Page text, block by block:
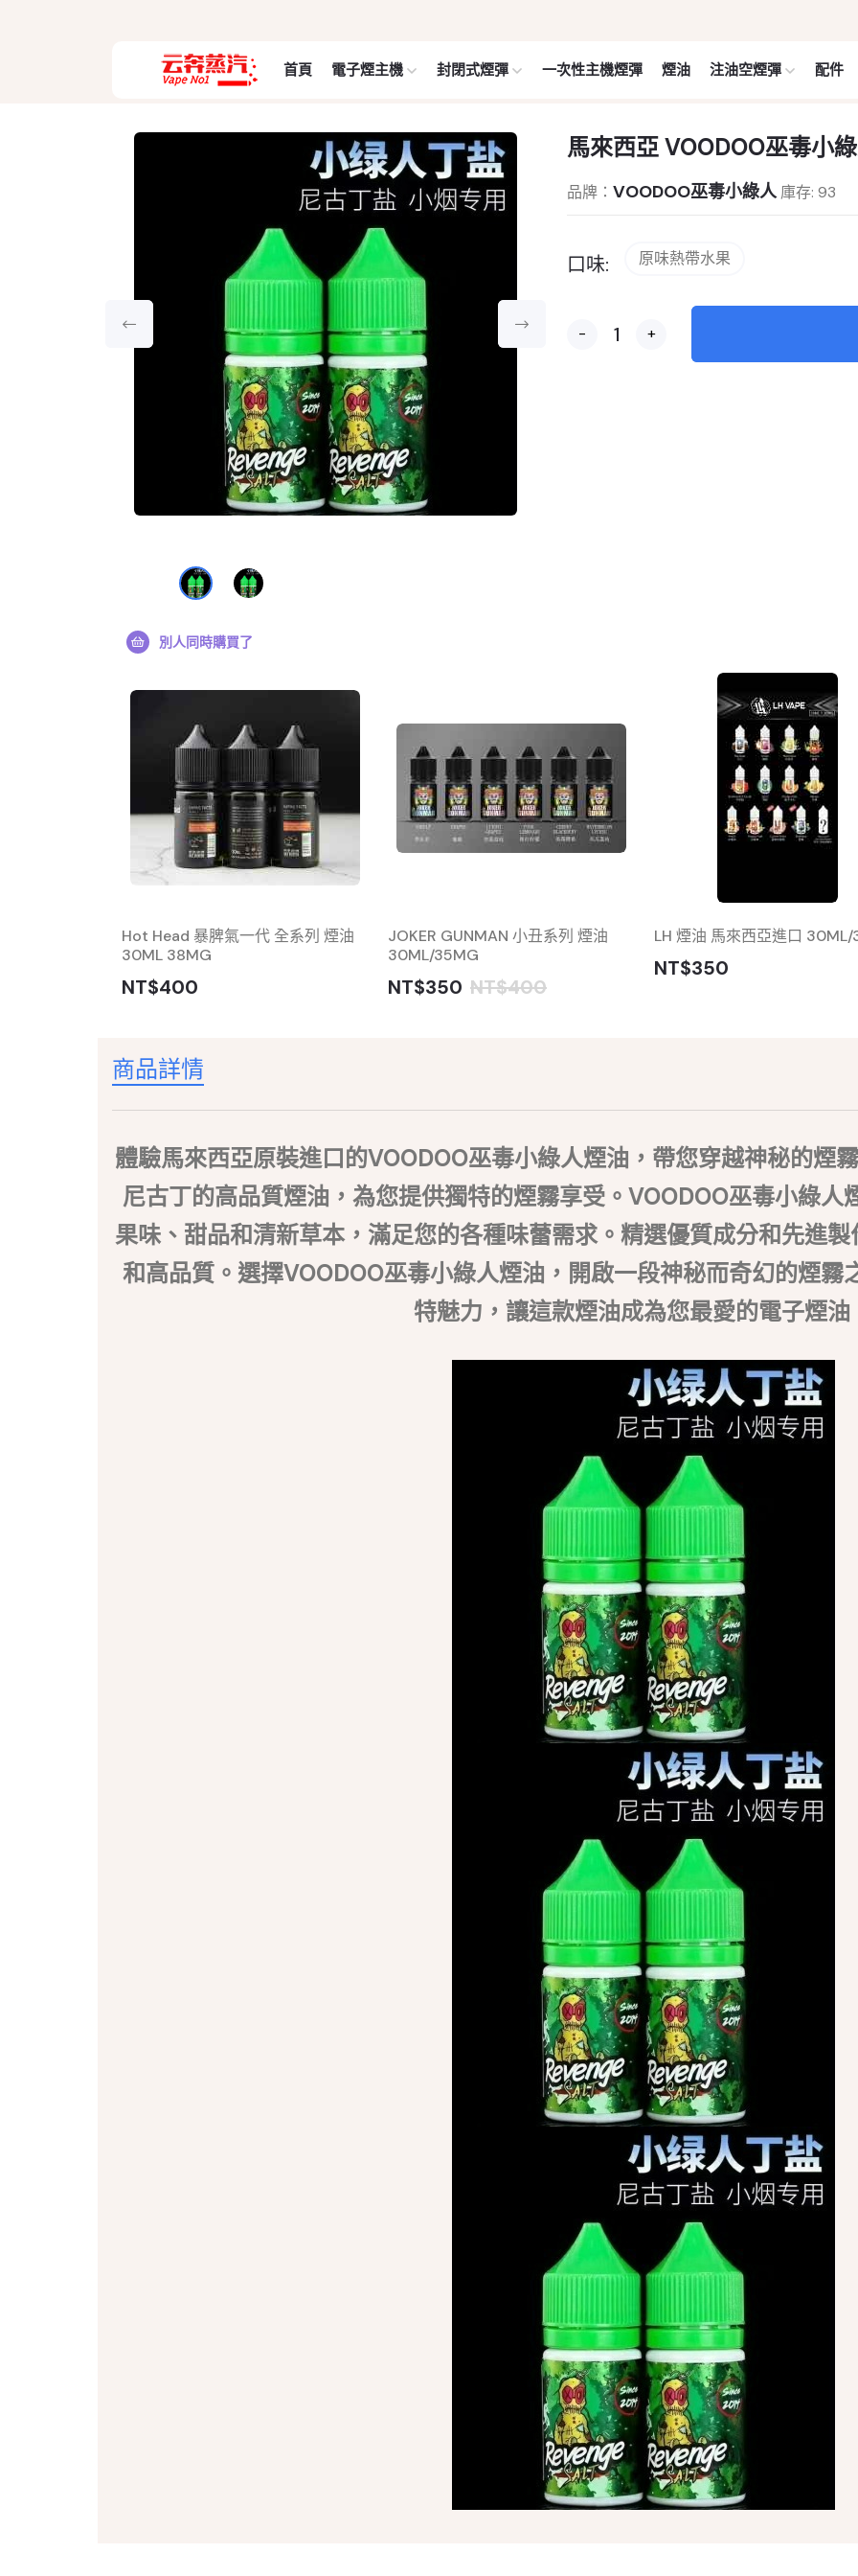
首頁 電子煙主機 封閉式煙彈 一次性主機煙彈 煙油 注油空煙彈 配件
馬來西亞 VOODOO巫毒小
品牌： VOODOO巫毒小綠人 庫存: 93
口味: 原味熱帶水果
- +
別人同時購買了
Hot Head 暴脾氣一代 全系列 煙油
30ML 38MG
NT$400
JOKER GUNMAN 小丑系列 煙油
30ML/35MG
NT$350 NT$400
LH 煙油 馬來西亞進口
NT$350
商品詳情
體驗馬來西亞原裝進口的VOODOO巫毒小綠人煙油，帶您穿越神秘的煙
尼古丁的高品質煙油，為您提供獨特的煙霧享受。VOODOO巫毒小綠人
果味、甜品和清新草本，滿足您的各種味蕾需求。精選優質成分和先進
和高品質。選擇VOODOO巫毒小綠人煙油，開啟一段神秘而奇幻的煙霧
特魅力，讓這款煙油成為您最愛的電子煙油